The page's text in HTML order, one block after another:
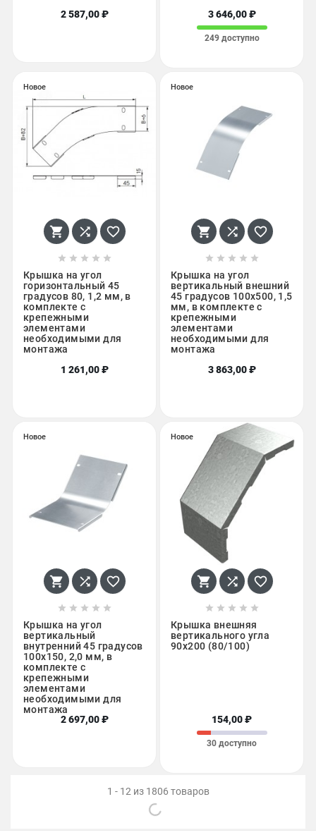
2 587,00 ₽
3 646,00 ₽
249 доступно
Новое
  
    
Крышка на угол
горизонтальный 45
градусов 80, 1,2 мм, в
комплекте с
крепежными
элементами
необходимыми для
монтажа
1 261,00 ₽
Новое
  
    
Крышка на угол
вертикальный внешний
45 градусов 100х500, 1,5
мм, в комплекте с
крепежными
элементами
необходимыми для
монтажа
3 863,00 ₽
Новое
  
    
Крышка на угол
вертикальный
внутренний 45 градусов
100х150, 2,0 мм, в
комплекте с
крепежными
элементами
необходимыми для
монтажа
2 697,00 ₽
Новое
  
    
Крышка внешняя
вертикального угла
90х200 (80/100)
154,00 ₽
30 доступно
1 - 12 из 1806 товаров